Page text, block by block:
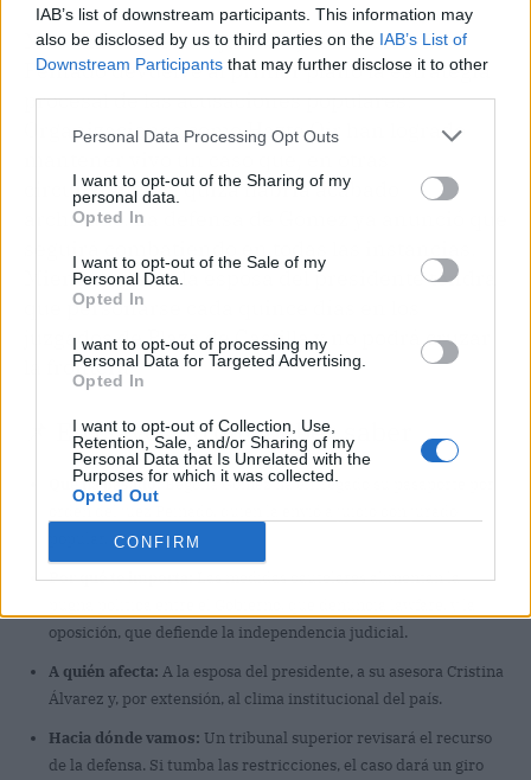
IAB’s list of downstream participants. This information may
also be disclosed by us to third parties on the IAB’s List of
Downstream Participants that may further disclose it to other
Personal Data Processing Opt Outs
I want to opt-out of the Sharing of my
personal data.
Opted In
I want to opt-out of the Sale of my
Personal Data.
Opted In
I want to opt-out of processing my
Personal Data for Targeted Advertising.
Opted In
I want to opt-out of Collection, Use,
Retention, Sale, and/or Sharing of my
Personal Data that Is Unrelated with the
Purposes for which it was collected.
Opted Out
CONFIRM
Más allá del debate jurídico, la decisión de
Peinado devuelve al primer plano la estrategia
procesal de las acusaciones populares.
Organizaciones como Hazte Oír han logrado
circunstancias, quizá habría acabado
archivado. La defensa de Gómez ya anunció que
Mientras tanto, la esposa del presidente tendrá
que personarse cada quince días en los
juzgados de Plaza de Castilla y no podrá cruzar
la frontera.
📌 En claves: lo que debes saber
Qué ha pasado:Begoña Gómez ha entregado su pasaporte por
orden del juez Peinado, quien la envió a juicio con jurado
Por qué te importa:Las medidas cautelares alimentan la
oposición, que defiende la independencia judicial.
A quién afecta: A la esposa del presidente, a su asesora Cristina
Álvarez y, por extensión, al clima institucional del país.
Hacia dónde vamos: Un tribunal superior revisará el recurso
de la defensa. Si tumba las restricciones, el caso dará un giro